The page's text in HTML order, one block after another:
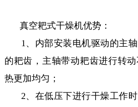
真空耙式干燥机优势：
1、内部安装电机驱动的主轴
的耙齿，主轴带动耙齿进行转
热更加均匀；
2、在低压下进行干燥工作时